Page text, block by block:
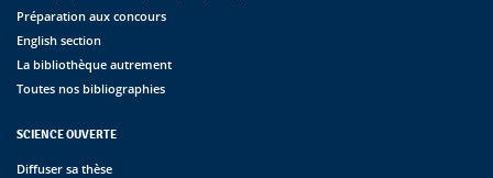
Préparation aux concours
English section
La bibliothèque autrement
Toutes nos bibliographies
SCIENCE OUVERTE
Diffuser sa thèse